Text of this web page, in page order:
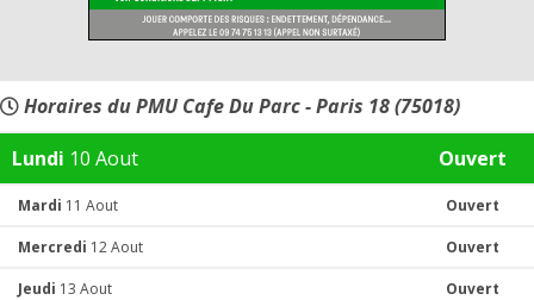
Horaires du PMU Cafe Du Parc - Paris 18 (75018)
Lundi 10 Aout Ouvert
Mardi 11 Aout Ouvert
Mercredi 12 Aout Ouvert
Jeudi 13 Aout Ouvert